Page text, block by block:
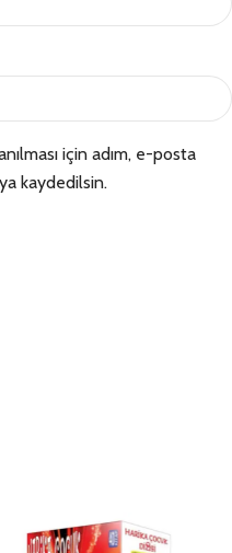
için adım, e-posta
kaydedilsin.